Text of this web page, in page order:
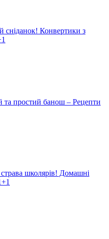
Конвертики з
та простий банош – Рецепти
школярів! Домашні